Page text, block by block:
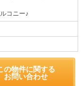
コニー♪
の物件に関する
お問い合わせ